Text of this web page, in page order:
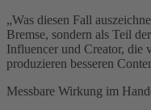
„Was diesen Fall
Bremse, sondern als Teil
Influencer und Creator, die
produzieren besseren
Messbare Wirkung im